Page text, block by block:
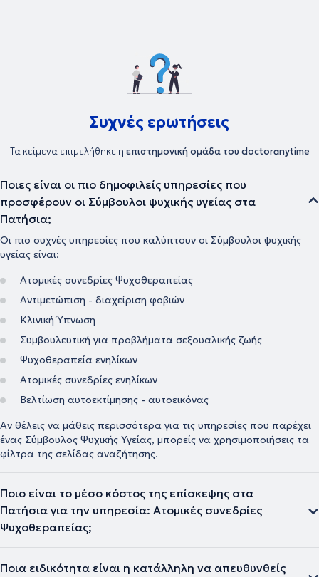
Συχνές ερωτήσεις
Τα κείμενα επιμελήθηκε η επιστημονική ομάδα του doctoranytime
Ποιες είναι οι πιο δημοφιλείς υπηρεσίες που
προσφέρουν οι Σύμβουλοι ψυχικής υγείας στα
Πατήσια;
Οι πιο συχνές υπηρεσίες που καλύπτουν οι Σύμβουλοι ψυχικής
υγείας είναι:
Ατομικές συνεδρίες Ψυχοθεραπείας
Αντιμετώπιση - διαχείριση φοβιών
Κλινική Ύπνωση
Συμβουλευτική για προβλήματα σεξουαλικής ζωής
Ψυχοθεραπεία ενηλίκων
Ατομικές συνεδρίες ενηλίκων
Βελτίωση αυτοεκτίμησης - αυτοεικόνας
Αν θέλεις να μάθεις περισσότερα για τις υπηρεσίες που παρέχει
ένας Σύμβουλος Ψυχικής Υγείας, μπορείς να χρησιμοποιήσεις τα
φίλτρα της σελίδας αναζήτησης.
Ποιο είναι το μέσο κόστος της επίσκεψης στα
Πατήσια για την υπηρεσία: Ατομικές συνεδρίες
Ψυχοθεραπείας;
Ποια ειδικότητα είναι η κατάλληλη να απευθυνθείς